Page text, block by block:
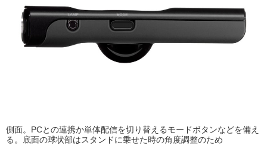
側面。PCとの連携か単体配信を切り替えるモードボタンなどを備え
る。底面の球状部はスタンドに乗せた時の角度調整のため